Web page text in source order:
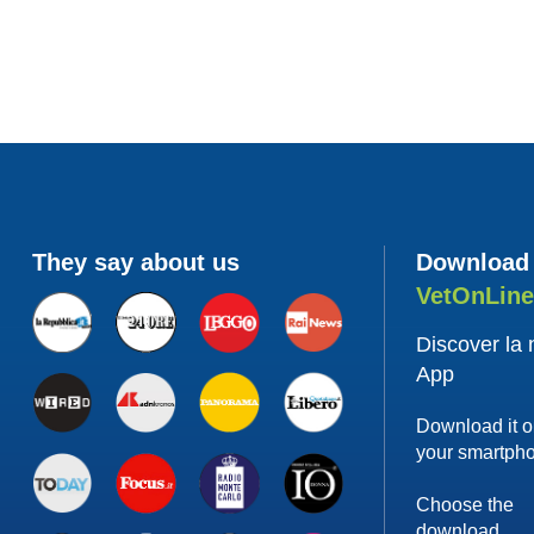
They say about us
Discover la
App
Download it
your
Choose the